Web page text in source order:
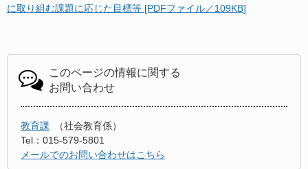
に取り組む課題に応じた目標等 [PDFファイル／109KB]
このページの情報に関する
お問い合わせ
教育課
社会教育係
Tel：015-579-5801
メールでのお問い合わせはこちら